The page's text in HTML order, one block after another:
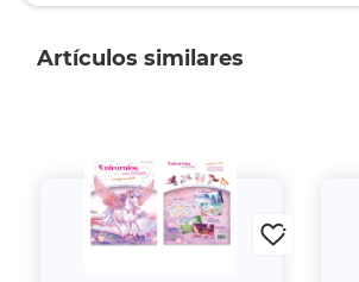
Artículos similares